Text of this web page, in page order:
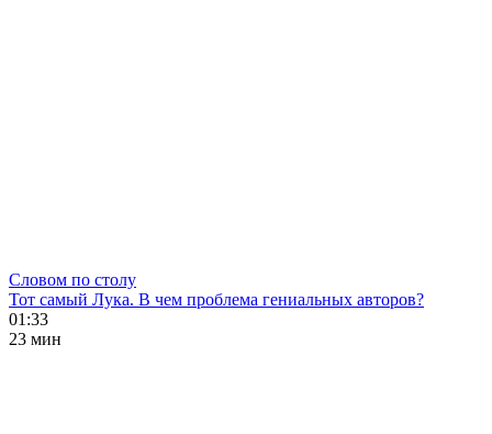
Словом по столу
Тот самый Лука. В чем проблема гениальных авторов?
01:33
23 мин